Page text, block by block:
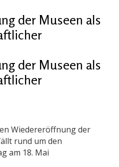
der Museen als
der Museen als
Wiedereröffnung der
rund um den
am 18. Mai